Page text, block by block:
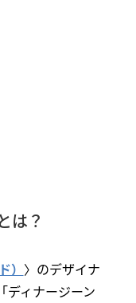
は？
） 〉のデザイナ
ディナージーン